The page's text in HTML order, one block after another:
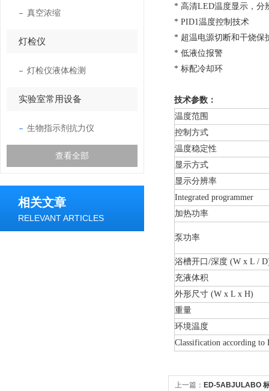
真空浓缩
灯检仪
灯检仪液体检测
实验室常用设备
生物指示剂抗力仪
查看全部
相关文章
RELEVANT ARTICLES
* 高清LED温度显示，分
* PID1温度控制技术
* 超温电源切断和干烧保
* 低液位报警
* 标配冷却环
技术参数：
温度范围
控制方式
温度稳定性
显示方式
显示分辨率
Integrated programmer
加热功率
泵功率
浴槽开口/深度 (W x L /
充液体积
外形尺寸 (W x L x H)
重量
环境温度
Classification according to
上一篇： ED-5ABJULABO